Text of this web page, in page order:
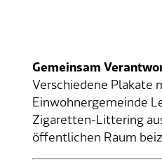
Gemeinsam
Verschiedene Plakate
Einwohnergemeinde
Zigaretten-Littering
öffentlichen Raum